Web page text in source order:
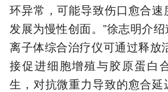
环异常，可能导致伤口愈合
发展为慢性创面。”徐志明介
离子体综合治疗仪可通过释放
接促进细胞增殖与胶原蛋白
生，对抗微重力导致的愈合